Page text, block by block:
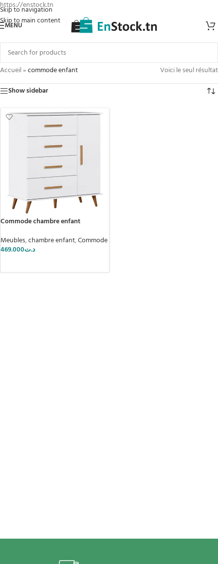
https://enstock.tn
Skip to navigation
Skip to main content
MENU
Accueil»commode enfant
Voici le seul résultat
Show sidebar
Commode chambre enfant
Meubles,chambre enfant,Commode
د.ت469.000